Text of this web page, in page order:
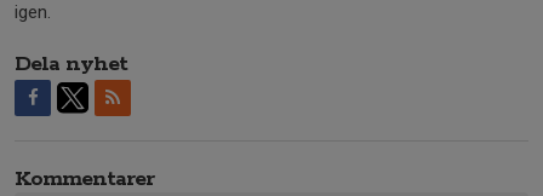
igen.
Dela nyhet
Kommentarer